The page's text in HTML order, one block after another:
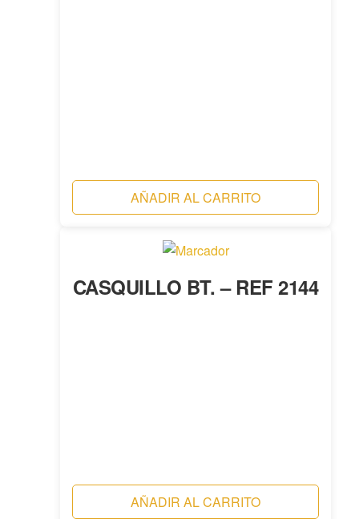
AÑADIR AL CARRITO
CASQUILLO BT. – REF 2144
AÑADIR AL CARRITO